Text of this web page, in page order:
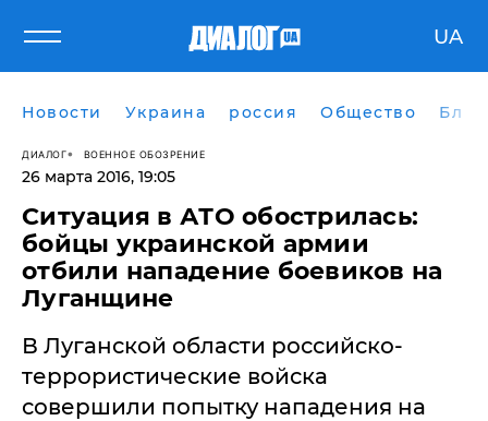
UA
Новости Украина россия Общество
ДИАЛОГ ВОЕННОЕ ОБОЗРЕНИЕ
26 марта 2016, 19:05
Ситуация в АТО обострилась:
бойцы украинской армии
отбили нападение боевиков на
Луганщине
В Луганской области российско-
террористические войска
совершили попытку нападения на